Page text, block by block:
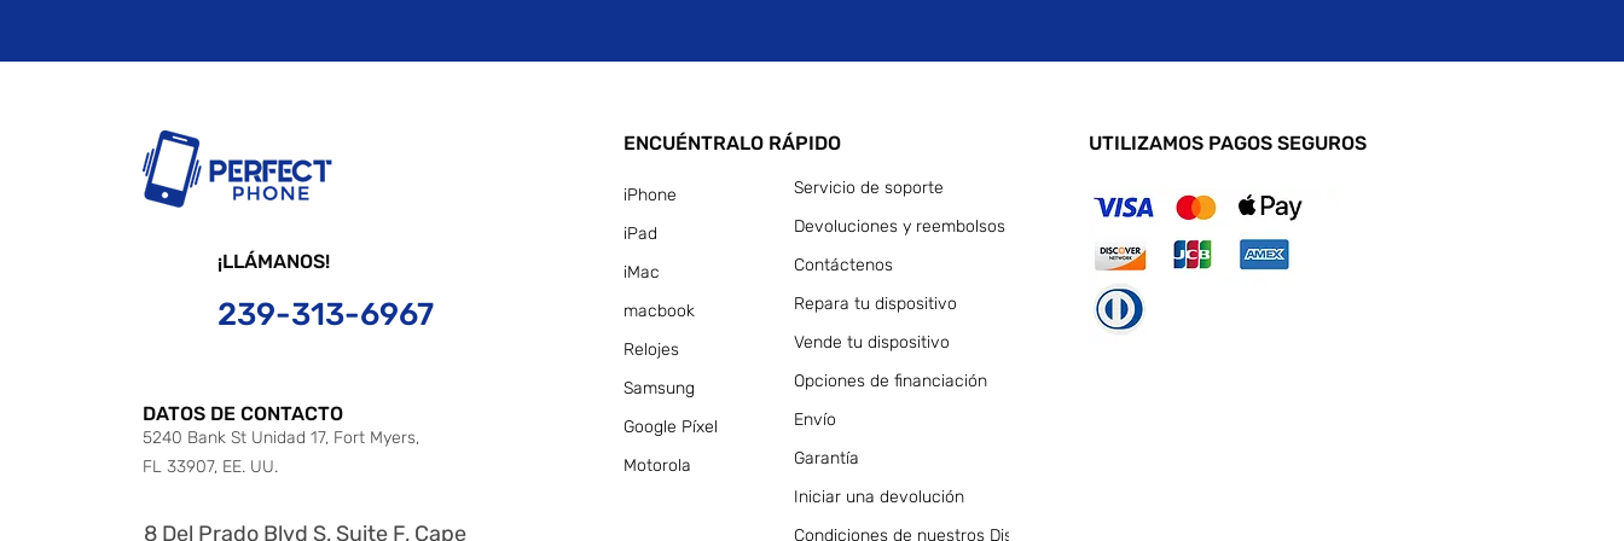
¡LLÁMANOS!
239-313-6967
DATOS DE CONTACTO
5240 Bank St Unidad 17, Fort Myers,
FL 33907, EE. UU.
ENCUÉNTRALO RÁPIDO
iPhone
iPad
iMac
macbook
Relojes
Samsung
Google Píxel
Motorola
Servicio de soporte
Devoluciones y reembolsos
Contáctenos
Repara tu dispositivo
Vende tu dispositivo
Opciones de financiación
Envío
Garantía
Iniciar una devolución
Condiciones de nuestros Dispositivos
UTILIZAMOS PAGOS SEGUROS
8 Del Prado Blvd S, Suite F, Cape